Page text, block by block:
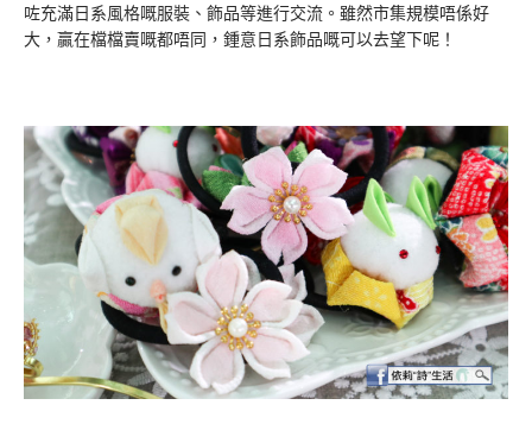
咗充滿日系風格嘅服裝、飾品等進行交流。雖然市集規模唔係好
大，贏在檔檔賣嘅都唔同，鍾意日系飾品嘅可以去望下呢！